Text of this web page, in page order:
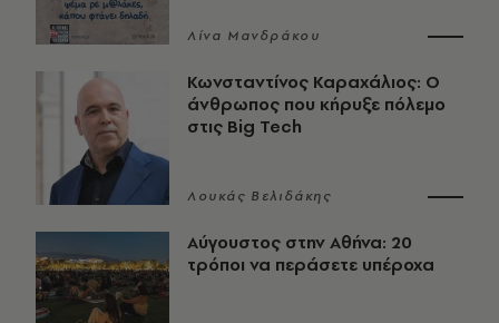
Λίνα Μανδράκου
Κωνσταντίνος Καραχάλιος: Ο
άνθρωπος που κήρυξε πόλεμο
στις Big Tech
Λουκάς Βελιδάκης
Αύγουστος στην Αθήνα: 20
τρόποι να περάσετε υπέροχα